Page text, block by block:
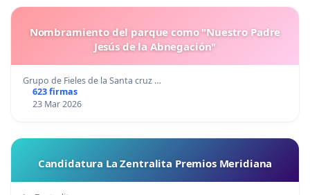
Nombramiento del parque como "Nuestro Padre
Jesús de la Abnegación"
Grupo de Fieles de la Santa cruz …
623 firmas
23 Mar 2026
Candidatura La Zentralita Premios Meridiana